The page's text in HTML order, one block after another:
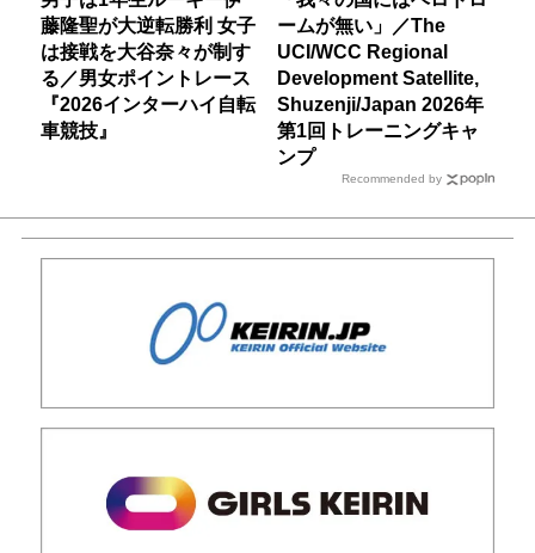
藤隆聖が大逆転勝利 女子
は接戦を大谷奈々が制す
る／男女ポイントレース
『2026インターハイ自転
車競技』
ームが無い」／The
UCI/WCC Regional
Development Satellite,
Shuzenji/Japan 2026年
第1回トレーニングキャ
ンプ
Recommended by